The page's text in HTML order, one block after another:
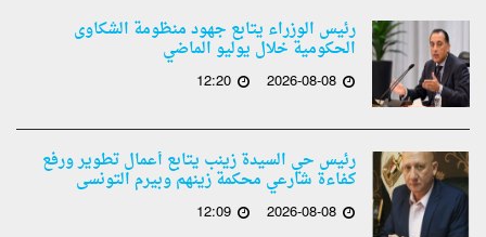
رئيس الوزراء يتابع جهود منظومة الشكاوى
الحكومية خلال يوليو الماضي
2026-08-08
12:20
رئيس حي السيدة زينب يتابع أعمال تطوير ورفع
كفاءة شارعي محكمة زينهم وبيرم التونسى
2026-08-08
12:09